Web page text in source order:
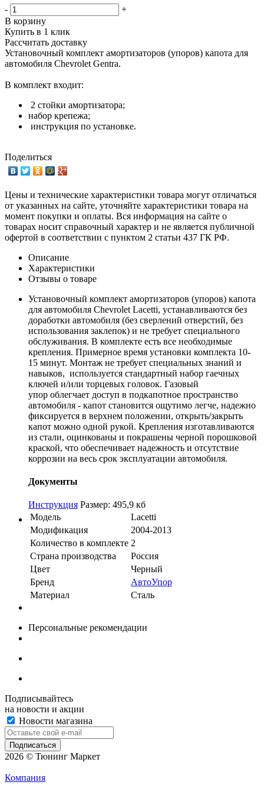
-
+
В корзину
Купить в 1 клик
Рассчитать доставку
Установочный комплект амортизаторов (упоров) капота для
автомобиля Chevrolet Gentra.
В комплект входит:
2 стойки амортизатора;
набор крепежа;
инструкция по установке.
Поделиться
Цены и технические характеристики товара могут отличаться
от указанных на сайте, уточняйте характеристики товара на
момент покупки и оплаты. Вся информация на сайте о
товарах носит справочный характер и не является публичной
офертой в соответствии с пунктом 2 статьи 437 ГК РФ.
Описание
Характеристики
Отзывы о товаре
Установочный комплект амортизаторов (упоров) капота
для автомобиля Chevrolet Lacetti, устанавливаются без
доработки автомобиля (без сверлений отверстий, без
использования заклепок) и не требует специального
обслуживания. В комплекте есть все необходимые
крепления. Примерное время установки комплекта 10-
15 минут. Монтаж не требует специальных знаний и
навыков, используется стандартный набор гаечных
ключей и/или торцевых головок. Газовый
упор облегчает доступ в подкапотное пространство
автомобиля - капот становится ощутимо легче, надежно
фиксируется в верхнем положении, открыть/закрыть
капот можно одной рукой. Крепления изготавливаются
из стали, оцинкованы и покрашены черной порошковой
краской, что обеспечивает надежность и отсутствие
коррозии на весь срок эксплуатации автомобиля.
Документы
Инструкция Размер: 495,9 кб
Модель
Lacetti
Модификация
2004-2013
Количество в комплекте 2
Страна производства
Россия
Цвет
Черный
Бренд
АвтоУпор
Материал
Сталь
Персональные рекомендации
Подписывайтесь
на новости и акции
Новости магазина
2026 © Тюнинг Маркет
Компания